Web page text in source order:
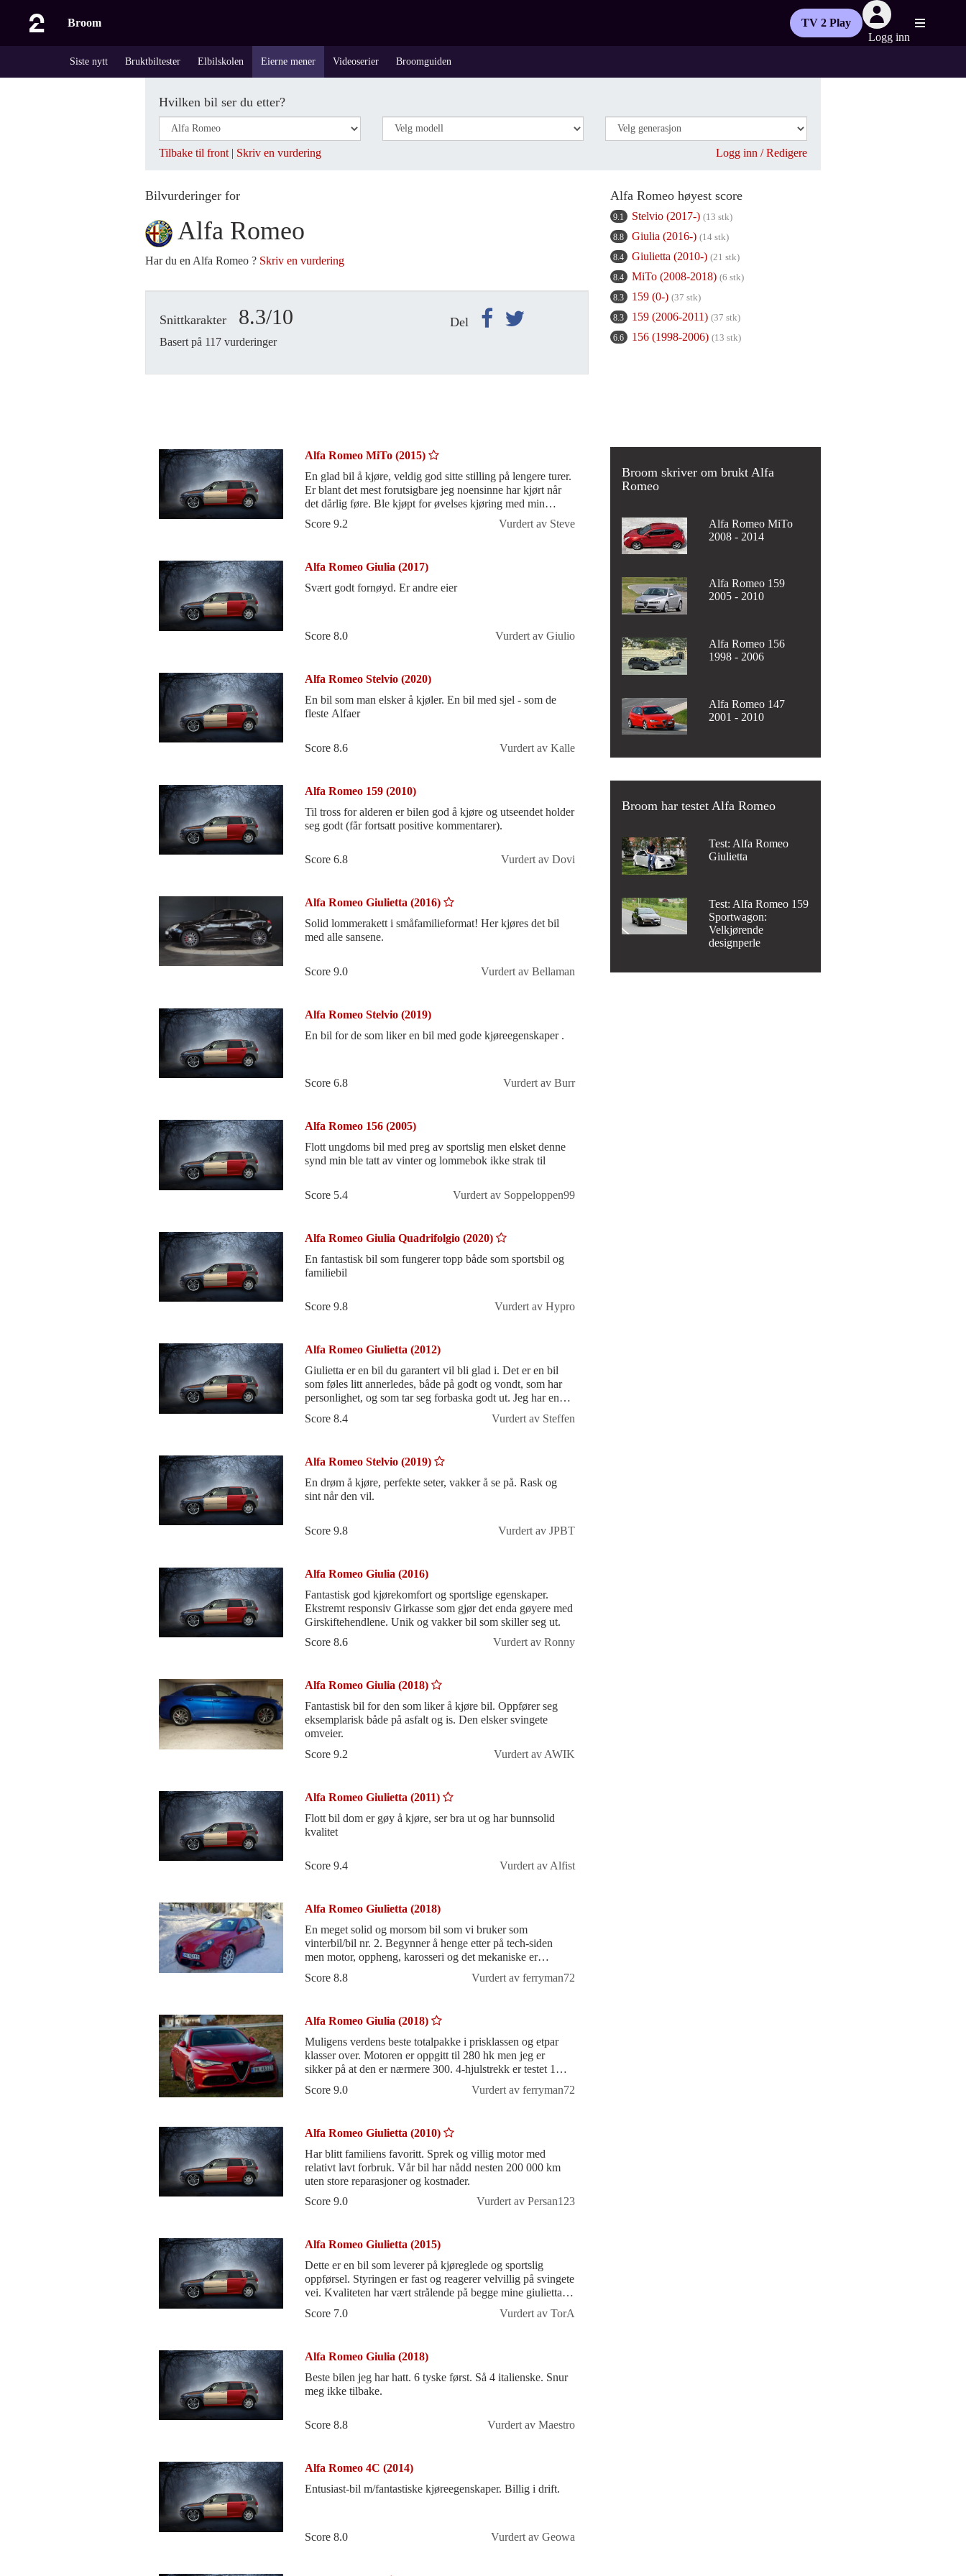
Broom
TV 2 Play
Logg inn
Siste nytt Bruktbiltester Elbilskolen Eierne mener Videoserier Broomguiden
Hvilken bil ser du etter?
Tilbake til front | Skriv en vurdering Logg inn / Redigere
Bilvurderinger for
Alfa Romeo
Har du en Alfa Romeo ? Skriv en vurdering
Snittkarakter 8.3/10
Basert på 117 vurderinger
Del
Alfa Romeo høyest score
9.1 Stelvio (2017-) (13 stk)
8.8 Giulia (2016-) (14 stk)
8.4 Giulietta (2010-) (21 stk)
8.4 MiTo (2008-2018) (6 stk)
8.3 159 (0-) (37 stk)
8.3 159 (2006-2011) (37 stk)
6.6 156 (1998-2006) (13 stk)
Alfa Romeo MiTo (2015)
En glad bil å kjøre, veldig god sitte stilling på lengere turer.
Er blant det mest forutsigbare jeg noensinne har kjørt når
det dårlig føre. Ble kjøpt for øvelses kjøring med min
datter, me
Score 9.2 Vurdert av Steve
Alfa Romeo Giulia (2017)
Svært godt fornøyd. Er andre eier
Score 8.0 Vurdert av Giulio
Alfa Romeo Stelvio (2020)
En bil som man elsker å kjøler. En bil med sjel - som de
fleste Alfaer
Score 8.6 Vurdert av Kalle
Alfa Romeo 159 (2010)
Til tross for alderen er bilen god å kjøre og utseendet holder
seg godt (får fortsatt positive kommentarer).
Score 6.8 Vurdert av Dovi
Alfa Romeo Giulietta (2016)
Solid lommerakett i småfamilieformat! Her kjøres det bil
med alle sansene.
Score 9.0 Vurdert av Bellaman
Alfa Romeo Stelvio (2019)
En bil for de som liker en bil med gode kjøreegenskaper .
Score 6.8 Vurdert av Burr
Alfa Romeo 156 (2005)
Flott ungdoms bil med preg av sportslig men elsket denne
synd min ble tatt av vinter og lommebok ikke strak til
Score 5.4 Vurdert av Soppeloppen99
Alfa Romeo Giulia Quadrifolgio (2020)
En fantastisk bil som fungerer topp både som sportsbil og
familiebil
Score 9.8 Vurdert av Hypro
Alfa Romeo Giulietta (2012)
Giulietta er en bil du garantert vil bli glad i. Det er en bil
som føles litt annerledes, både på godt og vondt, som har
personlighet, og som tar seg forbaska godt ut. Jeg har enda
ikke sluttet å
Score 8.4 Vurdert av Steffen
Alfa Romeo Stelvio (2019)
En drøm å kjøre, perfekte seter, vakker å se på. Rask og
sint når den vil.
Score 9.8 Vurdert av JPBT
Alfa Romeo Giulia (2016)
Fantastisk god kjørekomfort og sportslige egenskaper.
Ekstremt responsiv Girkasse som gjør det enda gøyere med
Girskiftehendlene. Unik og vakker bil som skiller seg ut.
Score 8.6
Vurdert av Ronny
Alfa Romeo Giulia (2018)
Fantastisk bil for den som liker å kjøre bil. Oppfører seg
eksemplarisk både på asfalt og is. Den elsker svingete
omveier.
Score 9.2
Vurdert av AWIK
Alfa Romeo Giulietta (2011)
Flott bil dom er gøy å kjøre, ser bra ut og har bunnsolid
kvalitet
Score 9.4 Vurdert av Alfist
Alfa Romeo Giulietta (2018)
En meget solid og morsom bil som vi bruker som
vinterbil/bil nr. 2. Begynner å henge etter på tech-siden
men motor, oppheng, karosseri og det mekaniske er
toppklasse. God i trange bygater og på Aut
Score 8.8 Vurdert av ferryman72
Alfa Romeo Giulia (2018)
Muligens verdens beste totalpakke i prisklassen og etpar
klasser over. Motoren er oppgitt til 280 hk men jeg er
sikker på at den er nærmere 300. 4-hjulstrekk er testet 1
Score 9.0 Vurdert av ferryman72
Alfa Romeo Giulietta (2010)
Har blitt familiens favoritt. Sprek og villig motor med
relativt lavt forbruk. Vår bil har nådd nesten 200 000 km
uten store reparasjoner og kostnader.
Score 9.0
Vurdert av Persan123
Alfa Romeo Giulietta (2015)
Dette er en bil som leverer på kjøreglede og sportslig
oppførsel. Styringen er fast og reagerer velvillig på svingete
vei. Kvaliteten har vært strålende på begge mine giuliettaer
Score 7.0 Vurdert av TorA
Alfa Romeo Giulia (2018)
Beste bilen jeg har hatt. 6 tyske først. Så 4 italienske. Snur
meg ikke tilbake.
Score 8.8 Vurdert av Maestro
Alfa Romeo 4C (2014)
Entusiast-bil m/fantastiske kjøreegenskaper. Billig i drift.
Score 8.0 Vurdert av Geowa
Broom skriver om brukt Alfa
Romeo
Alfa Romeo MiTo
2008 - 2014
Alfa Romeo 159
2005 - 2010
Alfa Romeo 156
1998 - 2006
Alfa Romeo 147
2001 - 2010
Broom har testet Alfa Romeo
Test: Alfa Romeo
Giulietta
Test: Alfa Romeo 159
Sportwagon:
Velkjørende
designperle